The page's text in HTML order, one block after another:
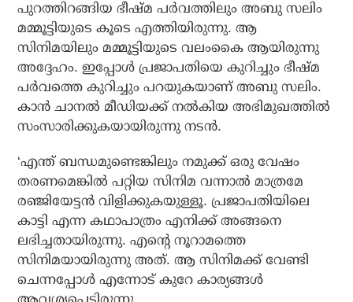
പുറത്തിറങ്ങിയ ഭീഷ്മ പര്‍വത്തിലും അബു സലിം
മമ്മൂട്ടിയുടെ കൂടെ എത്തിയിരുന്നു. ആ
സിനിമയിലും മമ്മൂട്ടിയുടെ വലംകൈ ആയിരുന്നു
അദ്ദേഹം. ഇപ്പോള്‍ പ്രജാപതിയെ കുറിച്ചും ഭീഷ്മ
പര്‍വത്തെ കുറിച്ചും പറയുകയാണ് അബു സലിം.
കാന്‍ ചാനല്‍ മീഡിയക്ക് നല്‍കിയ അഭിമുഖത്തില്‍
സംസാരിക്കുകയായിരുന്നു നടന്‍.
‘എന്ത് ബന്ധമുണ്ടെങ്കിലും നമുക്ക് ഒരു വേഷം
തരണമെങ്കില്‍ പറ്റിയ സിനിമ വന്നാല്‍ മാത്രമേ
രഞ്ജിയേട്ടന്‍ വിളിക്കുകയുള്ളൂ. പ്രജാപതിയിലെ
കാട്ടി എന്ന കഥാപാത്രം എനിക്ക് അങ്ങനെ
ലഭിച്ചതായിരുന്നു. എന്റെ നൂറാമത്തെ
സിനിമയായിരുന്നു അത്. ആ സിനിമക്ക് വേണ്ടി
ചെന്നപ്പോള്‍ എന്നോട് കുറേ കാര്യങ്ങള്‍